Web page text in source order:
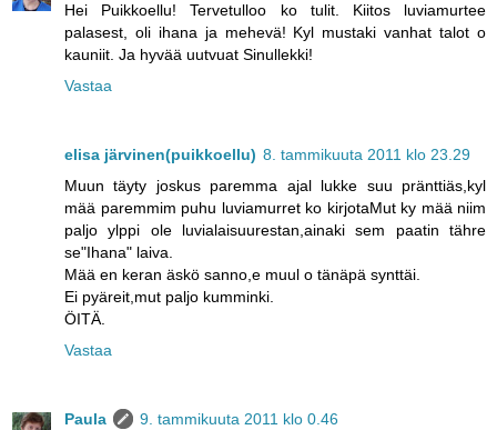
Hei Puikkoellu! Tervetulloo ko tulit. Kiitos luviamurtee
palasest, oli ihana ja mehevä! Kyl mustaki vanhat talot o
kauniit. Ja hyvää uutvuat Sinullekki!
Vastaa
elisa järvinen(puikkoellu) 8. tammikuuta 2011 klo 23.29
Muun täyty joskus paremma ajal lukke suu pränttiäs,kyl
mää paremmim puhu luviamurret ko kirjotaMut ky mää niim
paljo ylppi ole luvialaisuurestan,ainaki sem paatin tähre
se"Ihana" laiva.
Mää en keran äskö sanno,e muul o tänäpä synttäi.
Ei pyäreit,mut paljo kumminki.
ÖITÄ.
Vastaa
Paula
9. tammikuuta 2011 klo 0.46